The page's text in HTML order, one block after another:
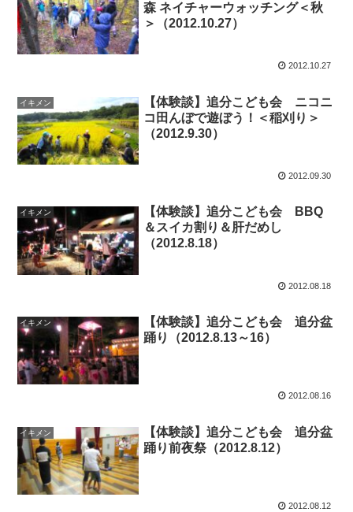
森 ネイチャーウォッチング＜秋
＞（2012.10.27）
2012.10.27
イキメン
【体験談】追分こども会 ニコニ
コ田んぼで遊ぼう！＜稲刈り＞
（2012.9.30）
2012.09.30
イキメン
【体験談】追分こども会 BBQ
＆スイカ割り＆肝だめし
（2012.8.18）
2012.08.18
イキメン
【体験談】追分こども会 追分盆
踊り（2012.8.13～16）
2012.08.16
イキメン
【体験談】追分こども会 追分盆
踊り前夜祭（2012.8.12）
2012.08.12